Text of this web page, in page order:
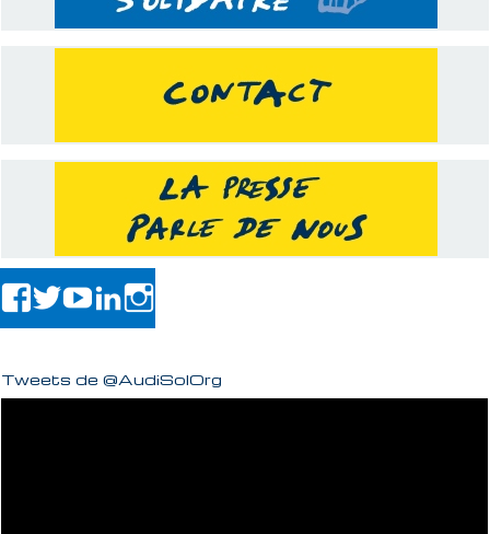
Tweets de @AudiSolOrg